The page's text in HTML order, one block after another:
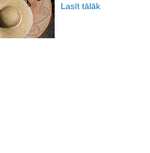
Lasīt tālāk